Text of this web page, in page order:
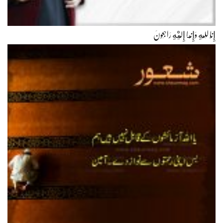
إِنَّا لِلّهِ وَإِنَّـا إِلَيْهِ رَاجِعونَ